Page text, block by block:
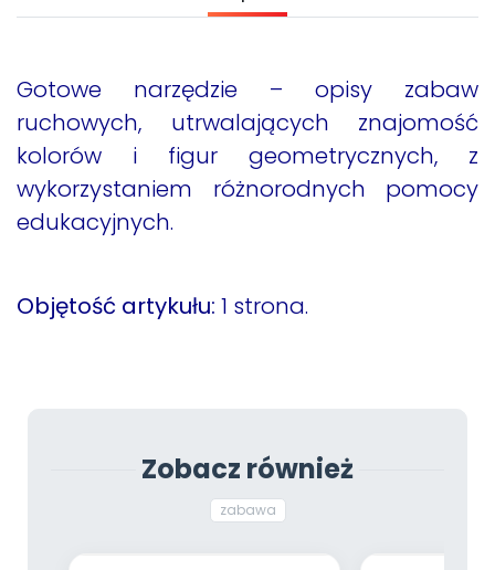
Archiwalne numery
Gotowe narzędzie – opisy zabaw
ruchowych, utrwalających znajomość
kolorów i figur geometrycznych, z
wykorzystaniem różnorodnych pomocy
edukacyjnych.
Objętość artykułu: 1 strona.
Zobacz również
zabawa